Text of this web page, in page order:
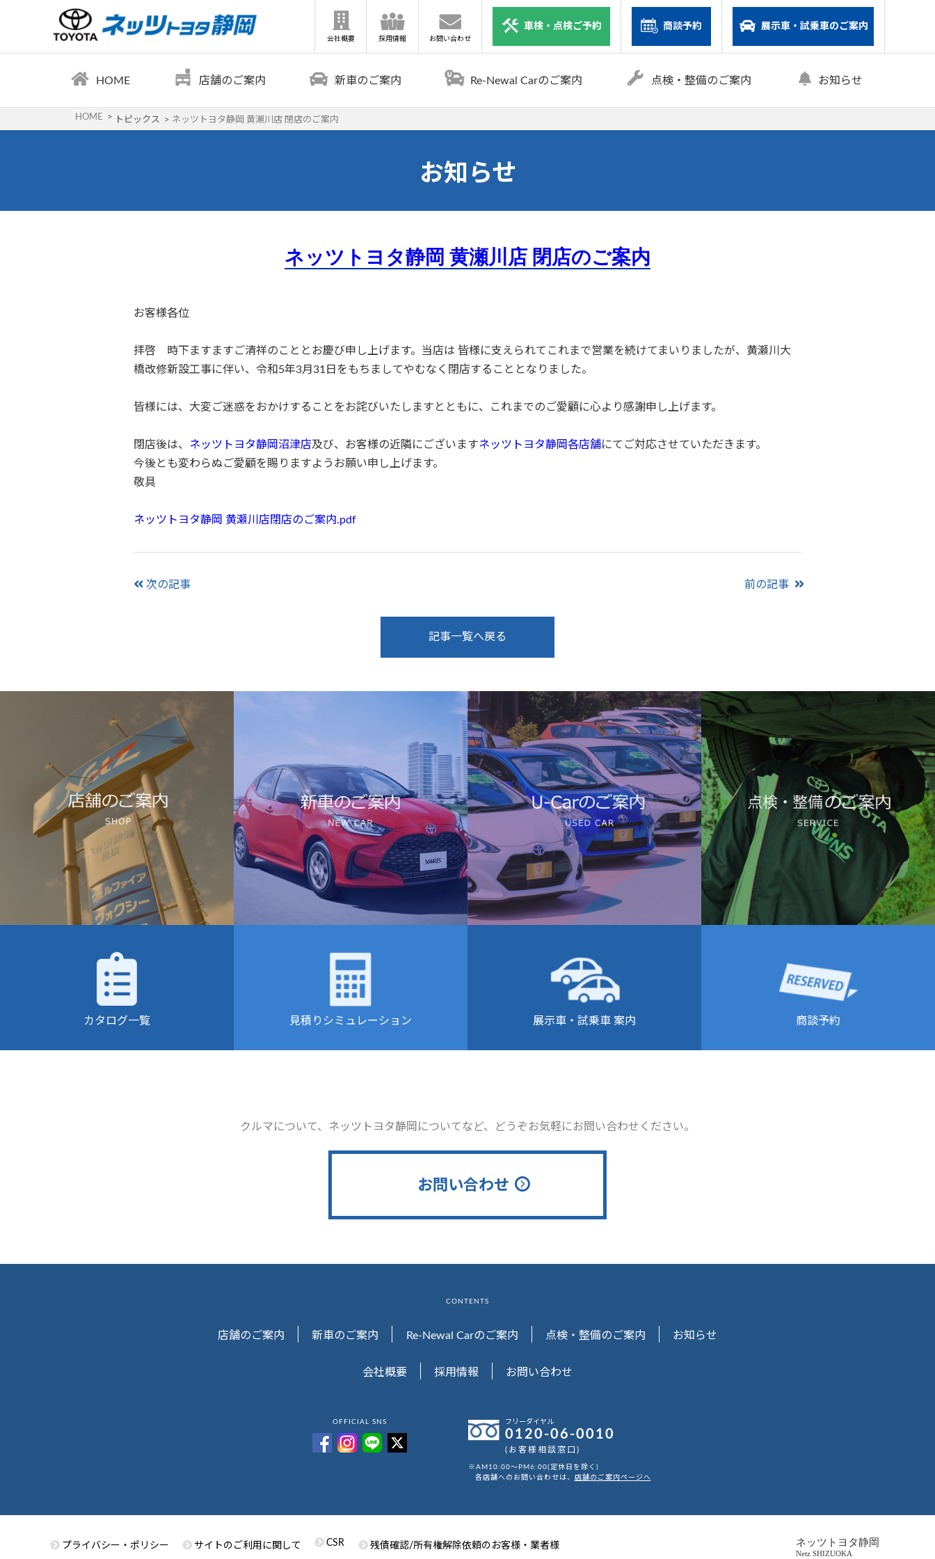
会社概要 採用情報 お問い合わせ
車検・点検ご予約 商談予約 展示車・試乗車のご案内
HOME 店舗のご案内 新車のご案内 Re-Newal Carのご案内 点検・整備のご案内 お知らせ
HOME トピックス ネッツトヨタ静岡 黄瀬川店 閉店のご案内
お知らせ
ネッツトヨタ静岡 黄瀬川店 閉店のご案内
お客様各位
拝啓 時下ますますご清祥のこととお慶び申し上げます。当店は 皆様に支えられてこれまで営業を続けてまいりましたが、黄瀬川大
橋改修新設工事に伴い、令和5年3月31日をもちましてやむなく閉店することとなりました。
皆様には、大変ご迷惑をおかけすることをお詫びいたしますとともに、これまでのご愛顧に心より感謝申し上げます。
閉店後は、 ネッツトヨタ静岡沼津店及び、お客様の近隣にございますネッツトヨタ静岡各店舗にてご対応させていただきます。
今後とも変わらぬご愛顧を賜りますようお願い申し上げます。
敬具
ネッツトヨタ静岡 黄瀬川店閉店のご案内.pdf
次の記事 前の記事
記事一覧へ戻る
カタログ一覧 見積りシミュレーション 展示車・試乗車 案内 商談予約
クルマについて、ネッツトヨタ静岡についてなど、どうぞお気軽にお問い合わせください。
お問い合わせ
CONTENTS
店舗のご案内 新車のご案内 Re-Newal Carのご案内 点検・整備のご案内 お知らせ
会社概要 採用情報 お問い合わせ
OFFICIAL SNS フリーダイヤル
0120-06-0010
(お客様相談窓口)
※AM10:00～PM6:00(定休日を除く)
各店舗へのお問い合わせは、 店舗のご案内ページへ
プライバシー・ポリシー サイトのご利用に関して CSR 残債確認/所有権解除依頼のお客様・業者様 ネッツトヨタ静岡
Netz SHIZUOKA